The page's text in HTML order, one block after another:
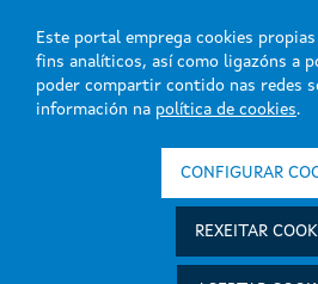
Logo da Xunta de Galicia
Este portal emprega cookies
fins analíticos, así como ligazóns a
poder compartir contido nas redes
información na política de cookies.
CONFIGURAR
REXEITAR